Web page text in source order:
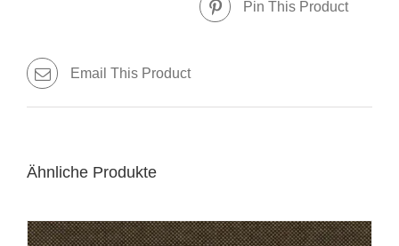
Pin This Product
Email This Product
Ähnliche Produkte